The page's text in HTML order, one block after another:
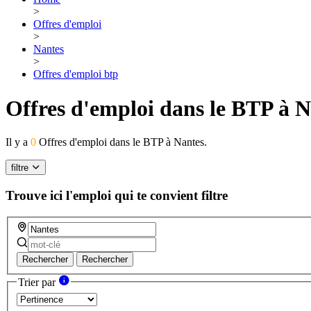
>
Offres d'emploi
>
Nantes
>
Offres d'emploi btp
Offres d'emploi dans le BTP à
Il y a 0 Offres d'emploi dans le BTP à Nantes.
filtre
Trouve ici l'emploi qui te convient filtre
Rechercher Rechercher
Trier par